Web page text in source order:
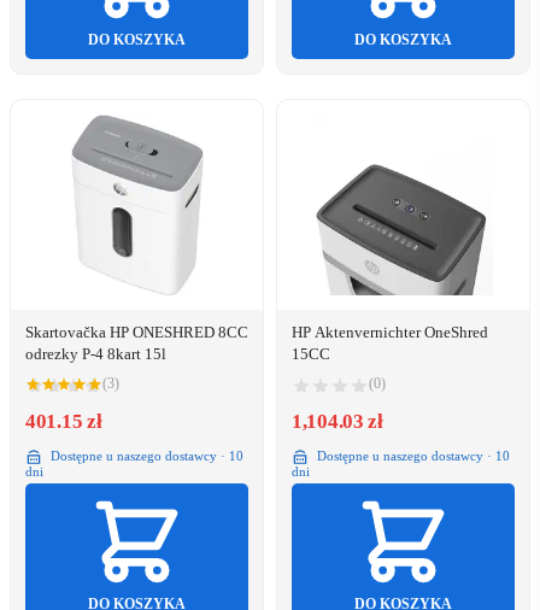
DO KOSZYKA DO KOSZYKA
Skartovačka HP ONESHRED 8CC
odrezky P-4 8kart 15l
(3)
401.15 zł
Dostępne u naszego dostawcy · 10
dni
DO KOSZYKA
HP Aktenvernichter OneShred
15CC
(0)
1,104.03 zł
Dostępne u naszego dostawcy · 10
dni
DO KOSZYKA